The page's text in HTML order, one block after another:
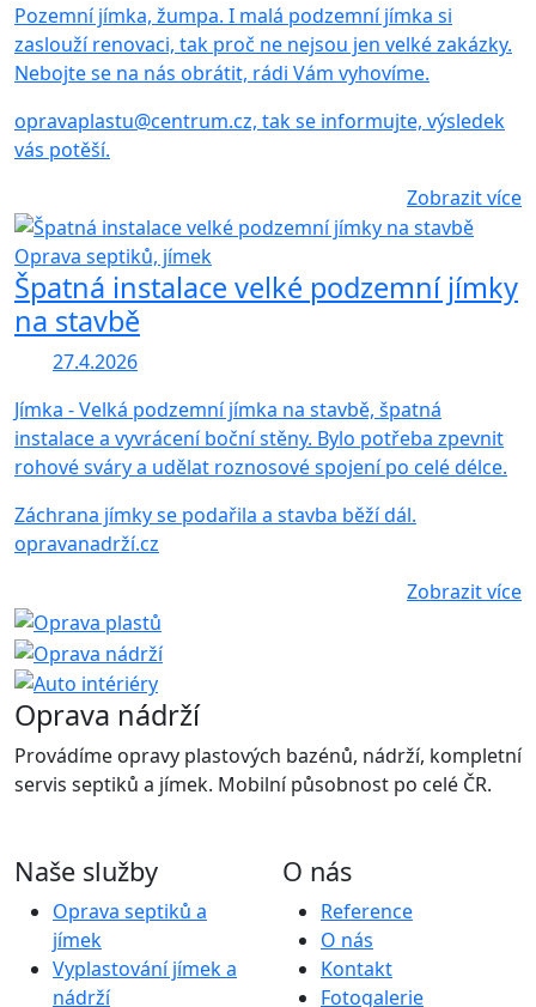
Pozemní jímka, žumpa. I malá podzemní jímka si
zaslouží renovaci, tak proč ne nejsou jen velké zakázky.
Nebojte se na nás obrátit, rádi Vám vyhovíme.
opravaplastu@centrum.cz, tak se informujte, výsledek
vás potěší.
Zobrazit více
Oprava septiků, jímek
Špatná instalace velké podzemní jímky
na stavbě
27.4.2026
Jímka - Velká podzemní jímka na stavbě, špatná
instalace a vyvrácení boční stěny. Bylo potřeba zpevnit
rohové sváry a udělat roznosové spojení po celé délce.
Záchrana jímky se podařila a stavba běží dál.
opravanadrží.cz
Zobrazit více
Oprava nádrží
Provádíme opravy plastových bazénů, nádrží, kompletní
servis septiků a jímek. Mobilní působnost po celé ČR.
Naše služby
Oprava septiků a
jímek
Vyplastování jímek a
nádrží
O nás
Reference
O nás
Kontakt
Fotogalerie